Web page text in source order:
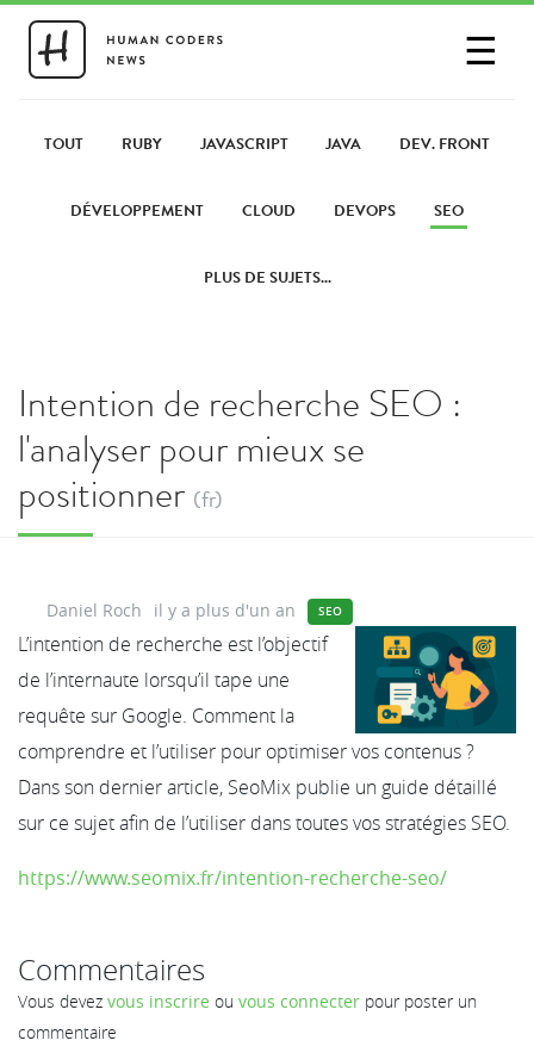
☰
PARTAGER UN LIEN
TOUT RUBY JAVASCRIPT JAVA DEV. FRONT
DÉVELOPPEMENT CLOUD DEVOPS SEO
PLUS DE SUJETS...
Intention de recherche SEO :
l'analyser pour mieux se
positionner (fr)
Daniel Roch il y a plus d'un an SEO
L’intention de recherche est l’objectif
de l’internaute lorsqu’il tape une
requête sur Google. Comment la
comprendre et l’utiliser pour optimiser vos contenus ?
Dans son dernier article, SeoMix publie un guide détaillé
sur ce sujet afin de l’utiliser dans toutes vos stratégies SEO.
https://www.seomix.fr/intention-recherche-seo/
Commentaires
Vous devez vous inscrire ou vous connecter pour poster un
commentaire